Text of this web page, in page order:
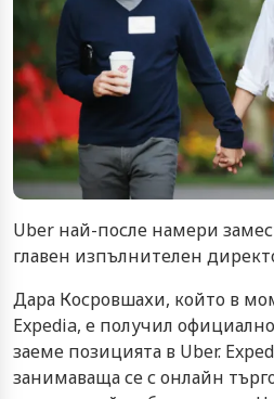
Uber най-после намери
главен изпълнителен
Дара Косровшахи, който в
Expedia, е получил
заеме позицията в Uber.
занимаваща се с онлайн